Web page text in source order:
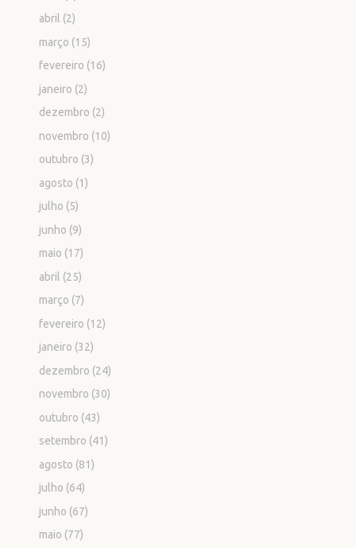
abril (2)
março (15)
fevereiro (16)
janeiro (2)
dezembro (2)
novembro (10)
outubro (3)
agosto (1)
julho (5)
junho (9)
maio (17)
abril (25)
março (7)
fevereiro (12)
janeiro (32)
dezembro (24)
novembro (30)
outubro (43)
setembro (41)
agosto (81)
julho (64)
junho (67)
maio (77)